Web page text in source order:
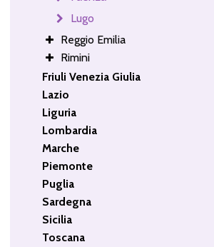
Lugo
Reggio Emilia
Rimini
Friuli Venezia Giulia
Lazio
Liguria
Lombardia
Marche
Piemonte
Puglia
Sardegna
Sicilia
Toscana